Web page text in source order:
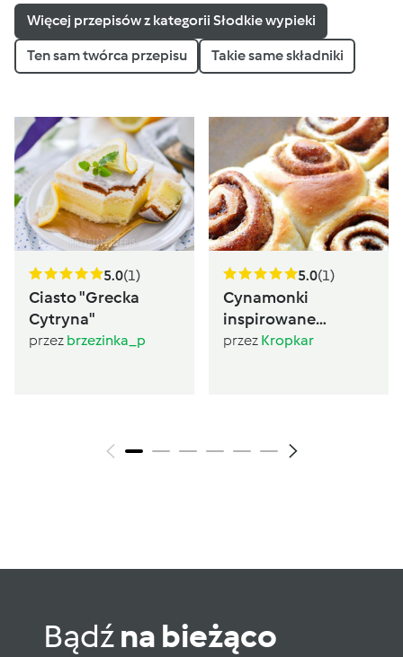
Więcej przepisów z kategorii Słodkie wypieki
Ten sam twórca przepisu Takie same składniki
5.0(1)
Ciasto "Grecka
Cytryna"
przez brzezinka_p
5.0(1)
Cynamonki
inspirowane
Sugarlady
przez Kropkar
Bądźna bieżąco